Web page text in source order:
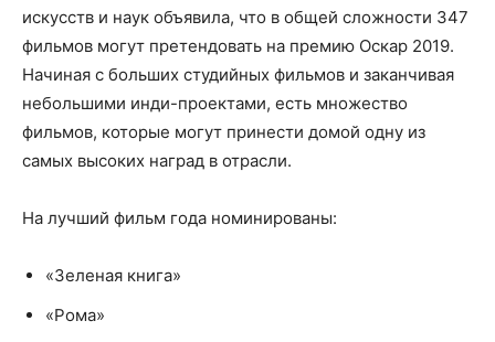
искусств и наук объявила, что в общей сложности 347
фильмов могут претендовать на премию Оскар 2019.
Начиная с больших студийных фильмов и заканчивая
небольшими инди-проектами, есть множество
фильмов, которые могут принести домой одну из
самых высоких наград в отрасли.
На лучший фильм года номинированы:
«Зеленая книга»
«Рома»